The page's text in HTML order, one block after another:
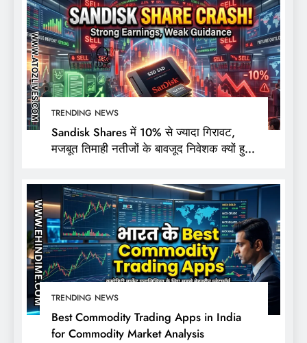
TRENDING NEWS
Sandisk Shares में 10% से ज्यादा गिरावट,
मजबूत तिमाही नतीजों के बावजूद निवेशक क्यों हुए
TRENDING NEWS
Best Commodity Trading Apps in India
for Commodity Market Analysis